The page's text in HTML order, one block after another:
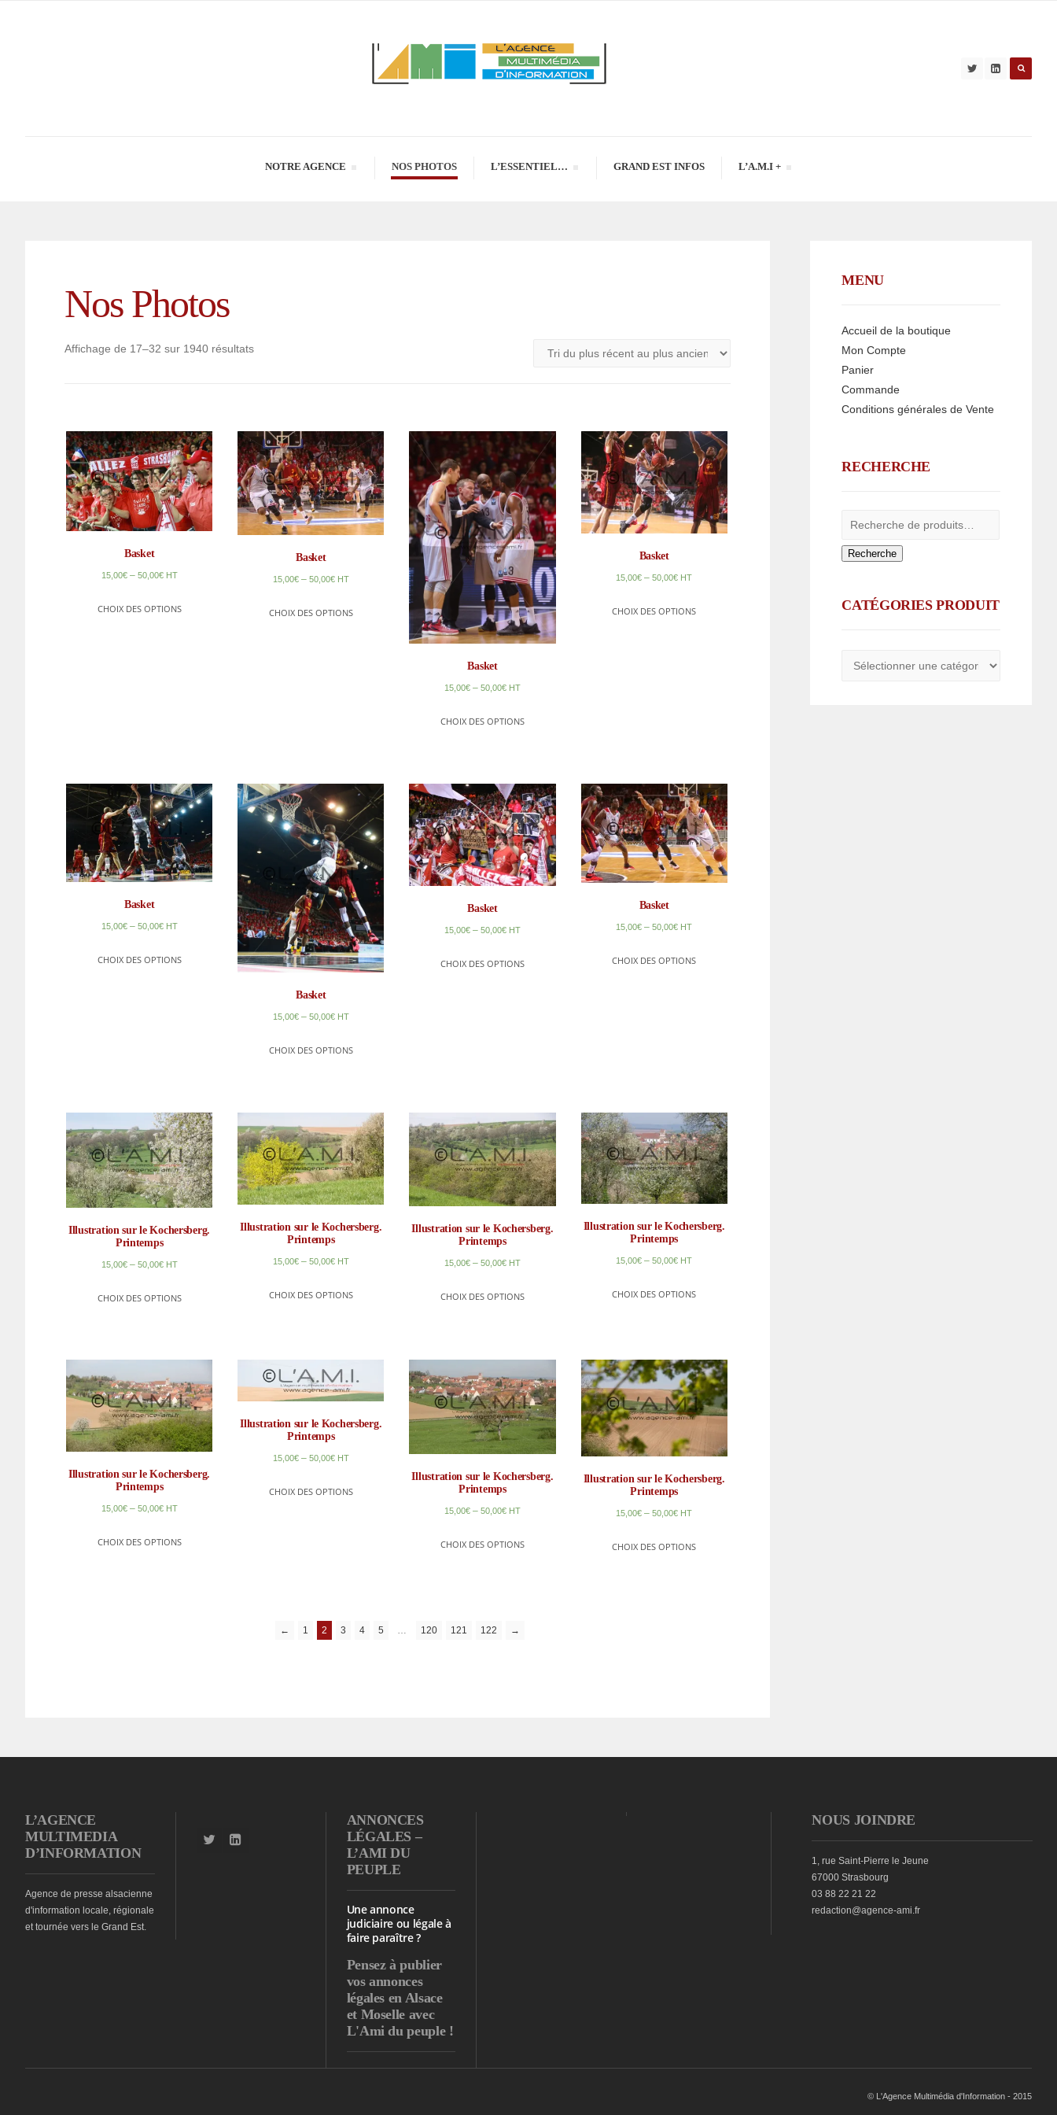
NOTRE AGENCE NOS PHOTOS L’ESSENTIEL… GRAND EST INFOS L’A.M.I +
Nos Photos
Affichage de 17–32 sur 1940 résultats
Basket
15,00€– 50,00€ HT
CHOIX DES OPTIONS
Basket
15,00€– 50,00€ HT
CHOIX DES OPTIONS
Basket
15,00€ – 50,00€ HT
CHOIX DES OPTIONS
Basket
15,00€ –50,00€ HT
CHOIX DES OPTIONS
Basket
15,00€– 50,00€ HT
CHOIX DES OPTIONS
Basket
15,00€– 50,00€ HT
CHOIX DES OPTIONS
Basket
15,00€ – 50,00€ HT
CHOIX DES OPTIONS
Basket
15,00€ –50,00€ HT
CHOIX DES OPTIONS
Illustration sur le Kochersberg.
Printemps
15,00€– 50,00€ HT
CHOIX DES OPTIONS
Illustration sur le Kochersberg.
Printemps
15,00€– 50,00€ HT
CHOIX DES OPTIONS
Illustration sur le Kochersberg.
Printemps
15,00€ – 50,00€ HT
CHOIX DES OPTIONS
Illustration sur le Kochersberg.
Printemps
15,00€ –50,00€ HT
CHOIX DES OPTIONS
Illustration sur le Kochersberg.
Printemps
15,00€– 50,00€ HT
CHOIX DES OPTIONS
Illustration sur le Kochersberg.
Printemps
15,00€– 50,00€ HT
CHOIX DES OPTIONS
Illustration sur le Kochersberg.
Printemps
15,00€ – 50,00€ HT
CHOIX DES OPTIONS
Illustration sur le Kochersberg.
Printemps
15,00€ –50,00€ HT
CHOIX DES OPTIONS
← 1 2 3 4 5 … 120 121 122 →
MENU
Accueil de la boutique
Mon Compte
Panier
Commande
Conditions générales de Vente
RECHERCHE
Recherche
CATÉGORIES PRODUIT
L’AGENCE
MULTIMEDIA
D’INFORMATION
Agence de presse alsacienne
d'information locale, régionale
et tournée vers le Grand Est.
ANNONCES
LÉGALES –
L’AMI DU
PEUPLE
Une annonce
judiciaire ou légale à
faire paraître ?
Pensez à publier
vos annonces
légales en Alsace
et Moselle avec
L'Ami du peuple !
NOUS JOINDRE
1, rue Saint-Pierre le Jeune
67000 Strasbourg
03 88 22 21 22
redaction@agence-ami.fr
© L'Agence Multimédia d'Information - 2015